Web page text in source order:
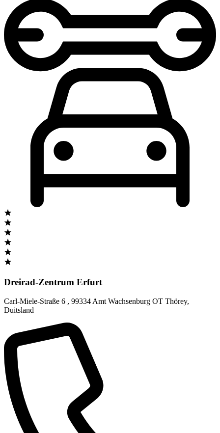
Dreirad-Zentrum Erfurt
Carl-Miele-Straße 6 , 99334 Amt Wachsenburg OT Thörey,
Duitsland